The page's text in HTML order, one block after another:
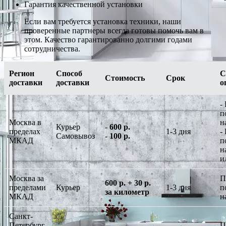
Гарантия качественной установки
Если вам требуется установка техники, наши
проверенные партнеры всегда готовы помочь вам в
этом. Качество гарантированно долгими годами
сотрудничества.
Регион
доставки
Способ
доставки
Стоимость Срок
Москва в
пределах
МКАД
Курьер
Самовывоз
-600 р.
-100 р.
1-3 дня
-
-
Москва за
пределами
МКАД
Курьер
600 р. + 30 р.
за километр
1-3 дня
Санкт-